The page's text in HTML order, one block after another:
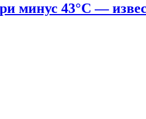
минус 43°С —